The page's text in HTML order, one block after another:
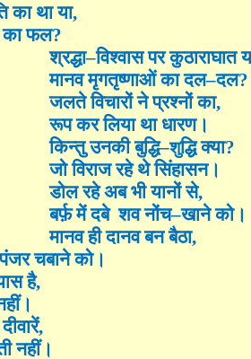
का था या,
का फल?
श्रद्धा–विश्वास पर कुठाराघात
मानव मृगतृष्णाओं का दल–दल?
जलते विचारों ने प्रश्नों का,
रूप कर लिया था धारण।
किन्तु उनकी बुद्धि–शुद्धि क्या?
जो विराज रहे थे सिंहासन।
डोल रहे अब भी यानों से,
बर्फ़ में दबे शव नोंच–खाने को।
मानव ही दानव बन बैठा,
चबाने को।
है,
,
नहीं।